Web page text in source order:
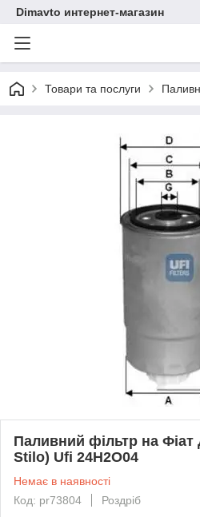
Dimavto интернет-магазин
Товари та послуги
Паливний фільтр на
Stilo) Ufi 24H2O04
Немає в наявності
Код: pr73804
Роздріб